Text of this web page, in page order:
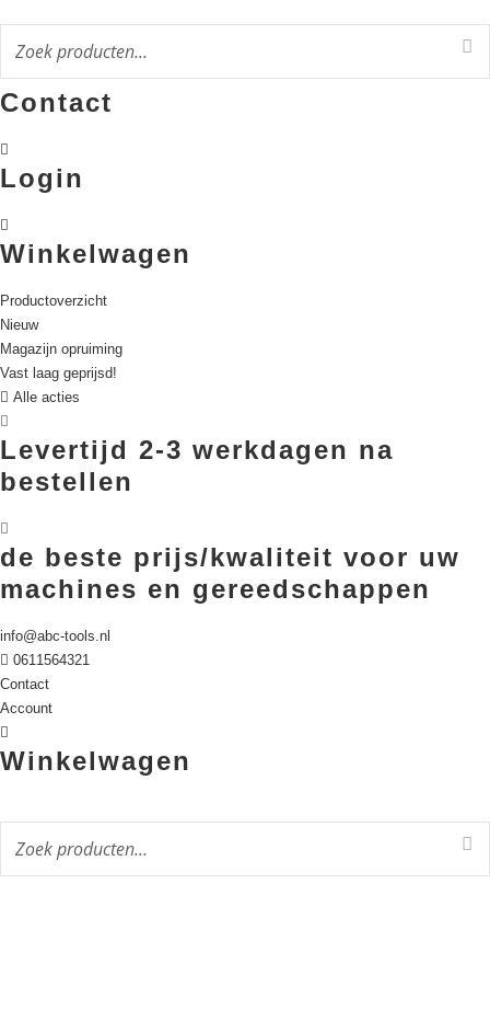
inhoud
Contact
Login
Winkelwagen
Productoverzicht
Nieuw
Magazijn opruiming
Vast laag geprijsd!
Alle acties
Levertijd 2-3 werkdagen na
bestellen
de beste prijs/kwaliteit voor uw
machines en gereedschappen
info@abc-tools.nl
0611564321
Contact
Account
Winkelwagen